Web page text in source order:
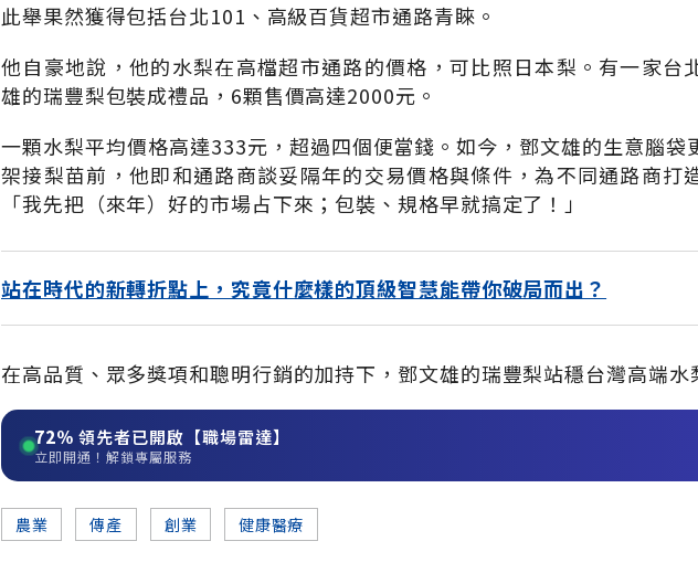
此舉果然獲得包括台北101、高級百貨超市通路青睞。
他自豪地說，他的水梨在高檔超市通路的價格，可比照日本梨。有一家台
雄的瑞豐梨包裝成禮品，6顆售價高達2000元。
一顆水梨平均價格高達333元，超過四個便當錢。如今，鄧文雄的生意腦袋
架接梨苗前，他即和通路商談妥隔年的交易價格與條件，為不同通路商打
「我先把（來年）好的市場占下來；包裝、規格早就搞定了！」
站在時代的新轉折點上，究竟什麼樣的頂級智慧能帶你破局而出？
在高品質、眾多獎項和聰明行銷的加持下，鄧文雄的瑞豐梨站穩台灣高端水
72% 領先者已開啟【職場雷達】
立即開通！解鎖專屬服務
農業 傳產 創業 健康醫療